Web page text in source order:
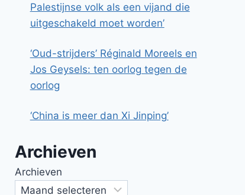
Palestijnse volk als een vijand die
uitgeschakeld moet worden’
‘Oud-strijders’ Réginald Moreels en
Jos Geysels: ten oorlog tegen de
oorlog
‘China is meer dan Xi Jinping’
Archieven
Archieven